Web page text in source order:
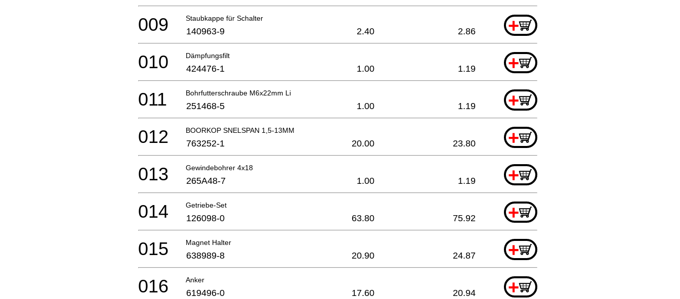
Staubkappe für Schalter +
009 140963-9 2.40 2.86
Dämpfungsfilt +
010 424476-1 1.00 1.19
Bohrfutterschraube M6x22mm Li +
011 251468-5 1.00 1.19
BOORKOP SNELSPAN 1,5-13MM +
012 763252-1 20.00 23.80
Gewindebohrer 4x18 +
013 265A48-7 1.00 1.19
Getriebe-Set +
014 126098-0 63.80 75.92
Magnet Halter +
015 638989-8 20.90 24.87
Anker +
016 619496-0 17.60 20.94